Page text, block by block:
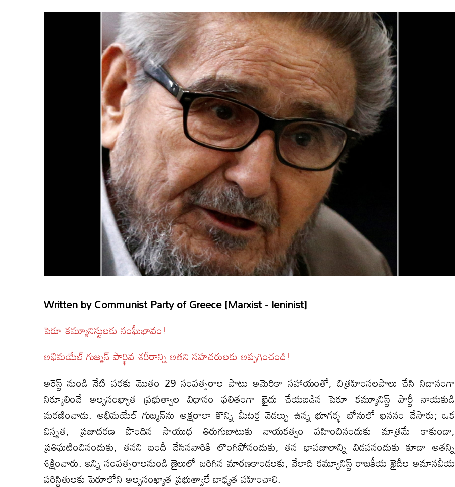
Written byCommunist Party of Greece [Marxist - leninist]
పెరూ కమ్యూనిస్టులకు సంఘీభావం!
అభిమయేల్ గుజ్మన్ పార్థివ శరీరాన్ని అతని సహచరులకు అప్పగించండి!
అరెస్ట్ నుండి నేటి వరకు మొత్తం 29 సంవత్సరాల పాటు అమెరికా సహాయంతో, చిత్రహింసలపాలు చేసి నిదానంగా
నిర్మూలించే అల్పసంఖ్యాత ప్రభుత్వాల విధానం ఫలితంగా ఖైదు చేయబడిన పెరూ కమ్యూనిస్ట్ పార్టీ నాయకుడి
మరణించాడు. అభిమయేల్ గుజ్మన్‌ను అక్షరాలా కొన్ని మీటర్ల వెడల్పు ఉన్న భూగర్భ బోనులో ఖననం చేసారు; ఒక
విస్తృత, ప్రజాదరణ పొందిన సాయుధ తిరుగుబాటుకు నాయకత్వం వహించినందుకు మాత్రమే కాకుండా,
ప్రతిఘటించినందుకు, తనని బందీ చేసినవారికి లొంగిపోనందుకు, తన భావజాలాన్ని విడవనందుకు కూడా అతన్ని
శిక్షించారు. ఇన్ని సంవత్సరాలనుండి జైలులో జరిగిన మారణకాండలకు, వేలాది కమ్యూనిస్ట్ రాజకీయ ఖైదీల అమానవీయ
పరిస్థితులకు పెరూలోని అల్పసంఖ్యాత ప్రభుత్వాలే బాధ్యత వహించాలి.